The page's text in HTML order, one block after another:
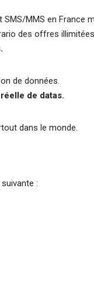
MMS en France
des offres
de données.
de datas.
dans le monde.
: